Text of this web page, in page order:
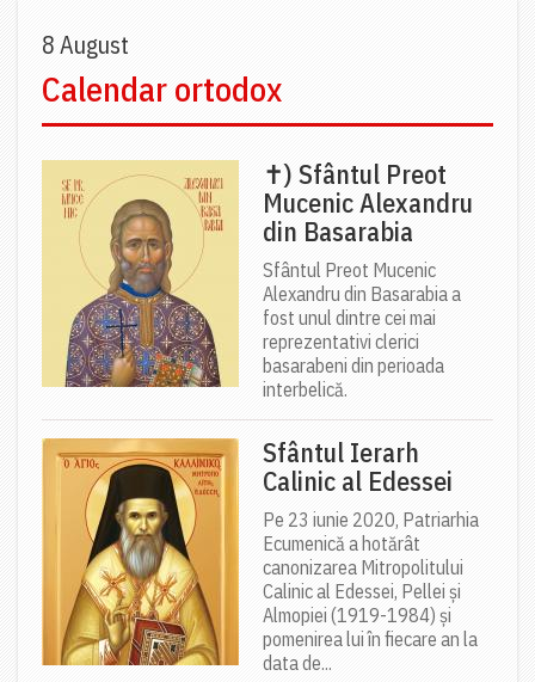
8 August
Calendar ortodox
✝) Sfântul Preot
Mucenic Alexandru
din Basarabia
Sfântul Preot Mucenic
Alexandru din Basarabia a
fost unul dintre cei mai
reprezentativi clerici
basarabeni din perioada
interbelică.
Sfântul Ierarh
Calinic al Edessei
Pe 23 iunie 2020, Patriarhia
Ecumenică a hotărât
canonizarea Mitropolitului
Calinic al Edessei, Pellei și
Almopiei (1919-1984) și
pomenirea lui în fiecare an la
data de...